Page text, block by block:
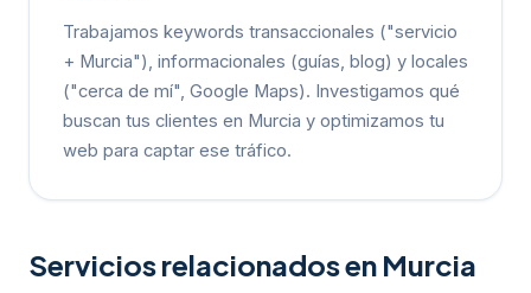
Trabajamos keywords transaccionales ("servicio
+ Murcia"), informacionales (guías, blog) y locales
("cerca de mí", Google Maps). Investigamos qué
buscan tus clientes en Murcia y optimizamos tu
web para captar ese tráfico.
Servicios relacionados en Murcia